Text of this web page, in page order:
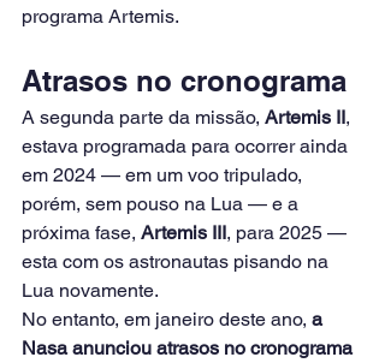
programa Artemis.
Atrasos no cronograma
A segunda parte da missão, Artemis II,
estava programada para ocorrer ainda
em 2024 — em um voo tripulado,
porém, sem pouso na Lua — e a
próxima fase, Artemis III, para 2025 —
esta com os astronautas pisando na
Lua novamente.
No entanto, em janeiro deste ano, a
Nasa anunciou atrasos no cronograma